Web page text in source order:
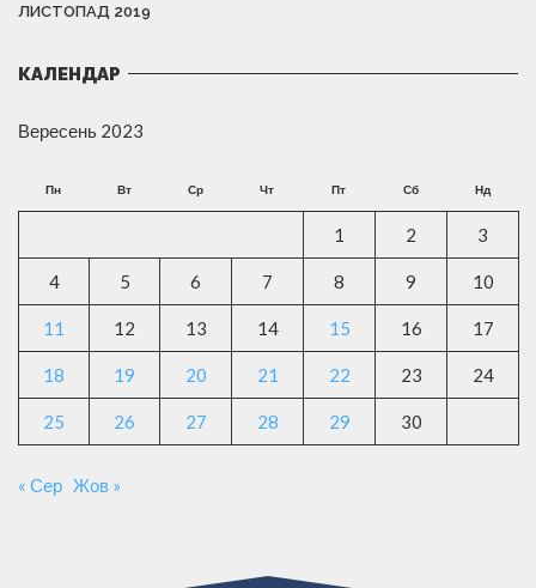
ЛИСТОПАД 2019
КАЛЕНДАР
Вересень 2023
Пн Вт Ср Чт Пт Сб Нд
1 2 3
4 5 6 7 8 9 10
11 12 13 14 15 16 17
18 19 20 21 22 23 24
25 26 27 28 29 30
« Сер Жов »